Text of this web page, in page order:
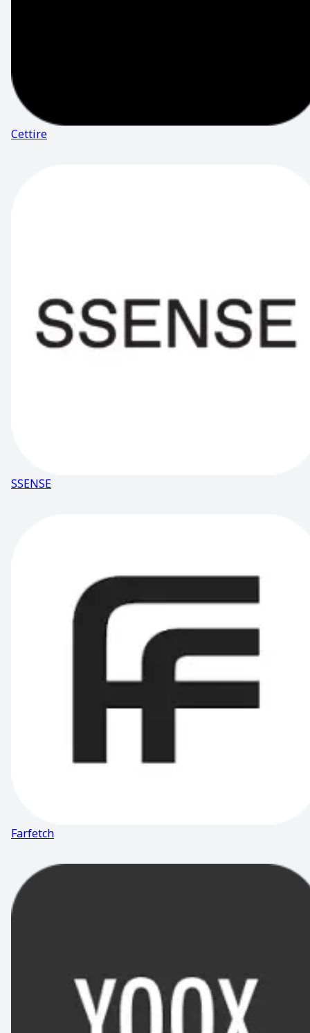
Cettire
SSENSE
Farfetch